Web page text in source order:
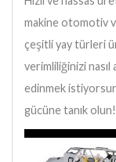
makine otomotiv
çeşitli yay türleri
verimliliğinizi nasıl
edinmek
gücüne tanık olun!